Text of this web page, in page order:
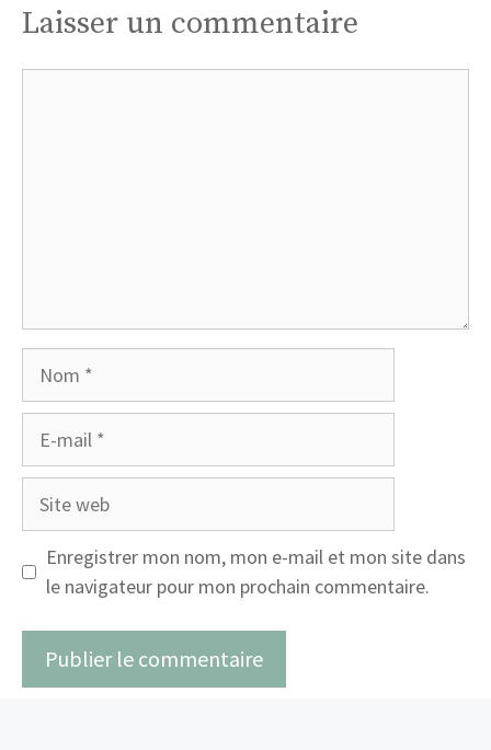
Laisser un commentaire
Site
Enregistrer mon nom, mon e-mail et mon site dans
le navigateur pour mon prochain commentaire.